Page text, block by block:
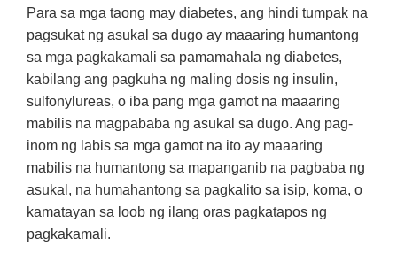
Para sa mga taong may diabetes, ang hindi tumpak na
pagsukat ng asukal sa dugo ay maaaring humantong
sa mga pagkakamali sa pamamahala ng diabetes,
kabilang ang pagkuha ng maling dosis ng insulin,
sulfonylureas, o iba pang mga gamot na maaaring
mabilis na magpababa ng asukal sa dugo. Ang pag-
inom ng labis sa mga gamot na ito ay maaaring
mabilis na humantong sa mapanganib na pagbaba ng
asukal, na humahantong sa pagkalito sa isip, koma, o
kamatayan sa loob ng ilang oras pagkatapos ng
pagkakamali.